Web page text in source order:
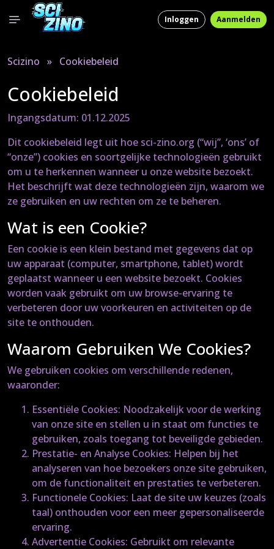
Inloggen Aanmelden
Scizino » Cookiebeleid
Cookiebeleid
Ingangsdatum: 01.12.2025
Dit cookiebeleid legt uit hoe sci-zino.org (“wij”, ‘ons’ of
“onze”) cookies en soortgelijke technologieën gebruikt
om u te herkennen wanneer u onze website bezoekt.
Het beschrijft wat deze technologieën zijn, waarom we
ze gebruiken en uw rechten om ze te beheren.
Wat is een Cookie?
Een cookie is een klein bestand met gegevens dat op
uw apparaat (computer, smartphone, tablet) wordt
geplaatst wanneer u een website bezoekt. Cookies
worden vaak gebruikt om uw browse-ervaring te
verbeteren door uw voorkeuren en activiteiten op de
site te onthouden.
Waarom Gebruiken We Cookies?
We gebruiken cookies om verschillende redenen,
waaronder:
Essentiële Cookies: Noodzakelijk voor de werking
van onze site en stellen u in staat om functies te
gebruiken, zoals toegang tot beveiligde gebieden.
Prestatie- en Analyse Cookies: Helpen bij het
analyseren van hoe bezoekers onze site gebruiken,
om de functionaliteit en prestaties te verbeteren.
Functionele Cookies: Laat de site uw keuzes (zoals
taal) onthouden voor een meer gepersonaliseerde
ervaring.
Advertentie Cookies: Gebruikt om relevante